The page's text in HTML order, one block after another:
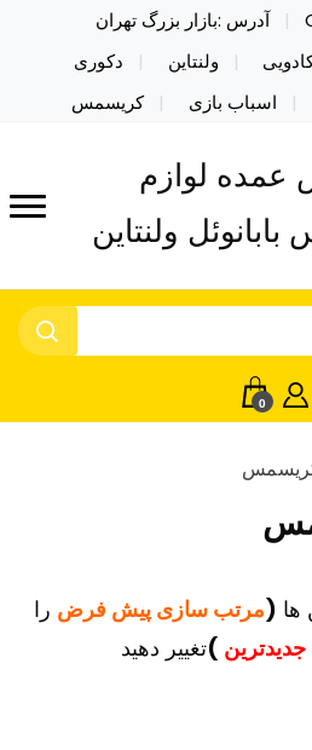
آدرس :بازار بزرگ تهران
ولنتاین
دکوری
اسباب بازی کریسمس
لوازم
ولنتاین
0
(مرتب سازی پیش فرض را
)تغییر دهید